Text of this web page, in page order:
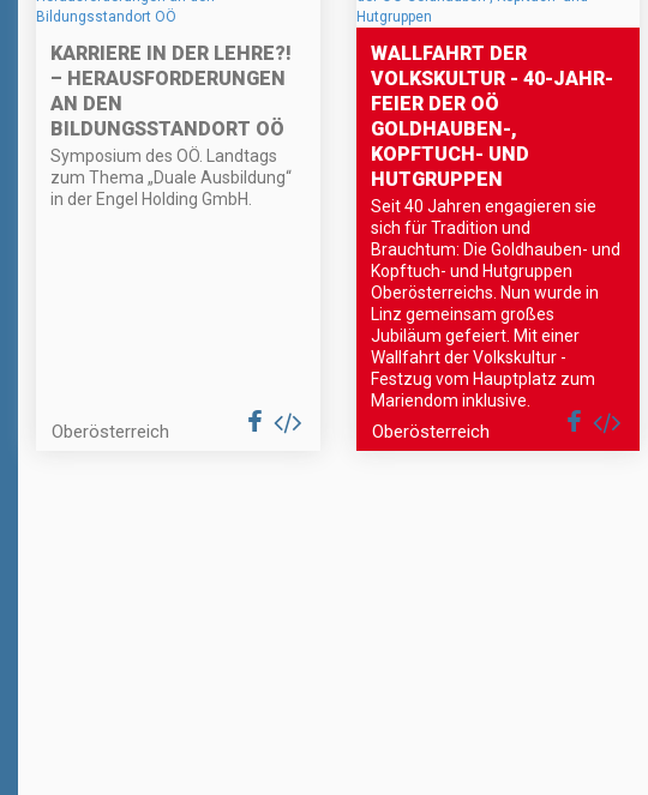
KARRIERE IN DER LEHRE?!
– HERAUSFORDERUNGEN
AN DEN
BILDUNGSSTANDORT OÖ
Symposium des OÖ. Landtags
zum Thema „Duale Ausbildung“
in der Engel Holding GmbH.
Oberösterreich
WALLFAHRT DER
VOLKSKULTUR - 40-JAHR-
FEIER DER OÖ
GOLDHAUBEN-,
KOPFTUCH- UND
HUTGRUPPEN
Seit 40 Jahren engagieren sie
sich für Tradition und
Brauchtum: Die Goldhauben- und
Kopftuch- und Hutgruppen
Oberösterreichs. Nun wurde in
Linz gemeinsam großes
Jubiläum gefeiert. Mit einer
Wallfahrt der Volkskultur -
Festzug vom Hauptplatz zum
Mariendom inklusive.
Oberösterreich